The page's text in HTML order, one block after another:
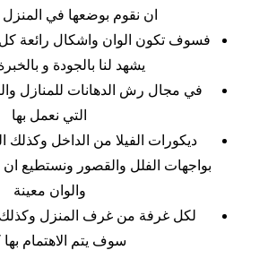
ان نقوم بوضعها في
فسوف تكون الوان واشكال رائعة
يشهد لنا بالجودة و
في مجال رش الدهانات للمنازل
التي نعمل بها
ديكورات الفيلا من الداخل وكذلك
بواجهات الفلل والقصور ونستطيع
والوان معينة
لكل غرفة من غرف المنزل وكذلك
سوف يتم الاهتمام بها